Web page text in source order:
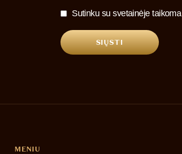
Sutinku su svetainėje taikoma
MENIU